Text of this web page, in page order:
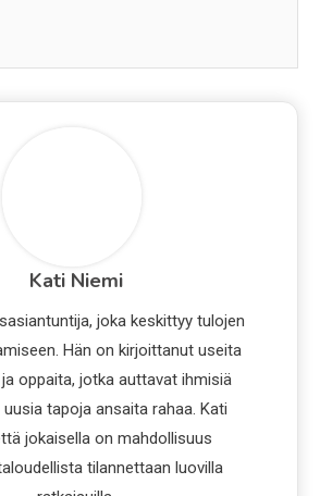
Kati Niemi
joka keskittyy tulojen
Hän on kirjoittanut useita
oppaita, jotka auttavat ihmisiä
tapoja ansaita rahaa. Kati
jokaisella on mahdollisuus
tilannettaan luovilla